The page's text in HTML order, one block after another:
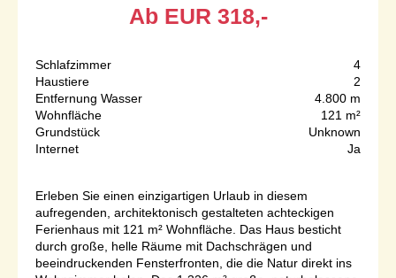
Ab EUR 318,-
Schlafzimmer
4
Haustiere
2
Entfernung Wasser
4.800 m
Wohnfläche
121 m²
Grundstück
Unknown
Internet
Ja
Erleben Sie einen einzigartigen Urlaub in diesem
aufregenden, architektonisch gestalteten achteckigen
Ferienhaus mit 121 m² Wohnfläche. Das Haus besticht
durch große, helle Räume mit Dachschrägen und
beeindruckenden Fensterfronten, die die Natur direkt ins